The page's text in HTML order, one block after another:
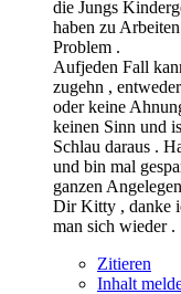
die Jungs
haben zu
Problem .
Aufjeden Fall
zugehn ,
oder keine
keinen Sinn und
Schlau daraus .
und bin mal
ganzen
Dir Kitty , danke
man sich wieder .
Zitieren
Inhalt